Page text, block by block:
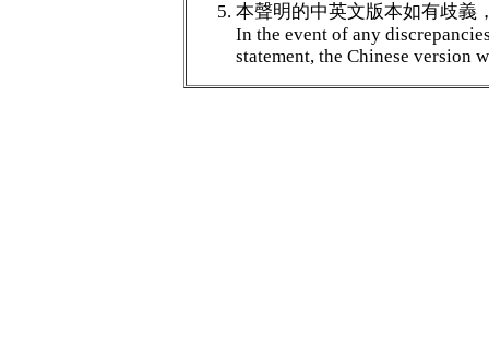
本聲明的中英文版本如有歧義
In the event of any
statement, the Chinese version